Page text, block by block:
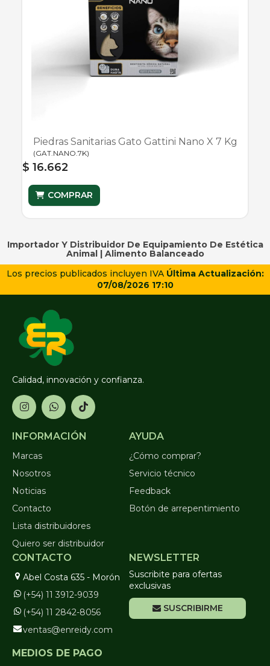
Piedras Sanitarias Gato Gattini Nano X 7 Kg
(GAT.NANO.7K)
$ 16.662
COMPRAR
Importador Y Distribuidor De Equipamiento De Estética
Animal | Alimento Balanceado
Los precios publicados incluyen IVA Última Actualización:
07/08/2026 17:10
Calidad, innovación y confianza.
INFORMACIÓN
Marcas
Nosotros
Noticias
Contacto
Lista distribuidores
Quiero ser distribuidor
AYUDA
¿Cómo comprar?
Servicio técnico
Feedback
Botón de arrepentimiento
CONTACTO
Abel Costa 635 - Morón
(+54) 11 3912-9039
(+54) 11 2842-8056
ventas@enreidy.com
NEWSLETTER
Suscribite para ofertas
exclusivas
SUSCRIBIRME
MEDIOS DE PAGO